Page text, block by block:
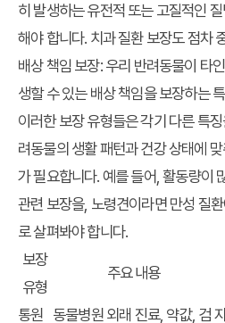
히 발생하는 유전적 또는 고질적인
해야 합니다. 치과 질환 보장도 점차
배상 책임 보장:우리 반려동물이 타
생할 수 있는 배상 책임을 보장하는
이러한 보장 유형들은 각기 다른 특
려동물의 생활 패턴과 건강 상태에
가 필요합니다. 예를 들어, 활동량이
관련 보장을, 노령견이라면 만성 질
로 살펴봐야 합니다.
보장
유형
주요 내용
통원 동물병원 외래 진료, 약값, 검